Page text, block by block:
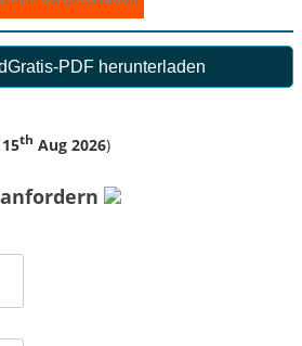
Gratis-PDF herunterladen
15th Aug 2026)